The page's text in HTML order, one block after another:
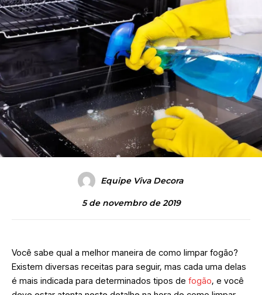
Equipe Viva Decora
5 de novembro de 2019
Você sabe qual a melhor maneira de como limpar fogão?
Existem diversas receitas para seguir, mas cada uma delas
é mais indicada para determinados tipos de fogão, e você